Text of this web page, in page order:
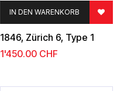
1846, Zürich 6, Type 1
IN DEN WARENKORB
1'450.00CHF